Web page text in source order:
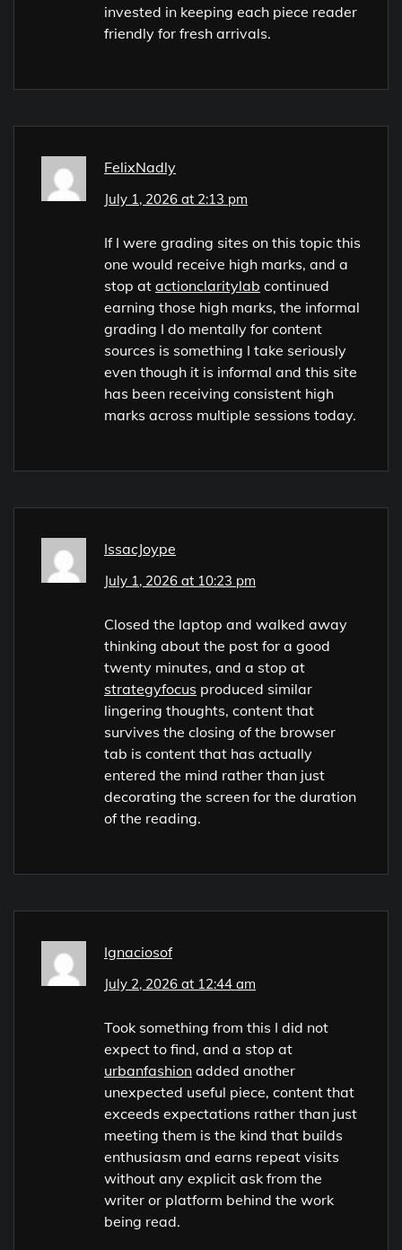
invested in keeping each piece reader
friendly for fresh arrivals.
FelixNadly
July 1, 2026 at 2:13 pm
If I were grading sites on this topic this
one would receive high marks, and a
stop at actionclaritylab continued
earning those high marks, the informal
grading I do mentally for content
sources is something I take seriously
even though it is informal and this site
has been receiving consistent high
marks across multiple sessions today.
IssacJoype
July 1, 2026 at 10:23 pm
Closed the laptop and walked away
thinking about the post for a good
twenty minutes, and a stop at
strategyfocus produced similar
lingering thoughts, content that
survives the closing of the browser
tab is content that has actually
entered the mind rather than just
decorating the screen for the duration
of the reading.
Ignaciosof
July 2, 2026 at 12:44 am
Took something from this I did not
expect to find, and a stop at
urbanfashion added another
unexpected useful piece, content that
exceeds expectations rather than just
meeting them is the kind that builds
enthusiasm and earns repeat visits
without any explicit ask from the
writer or platform behind the work
being read.